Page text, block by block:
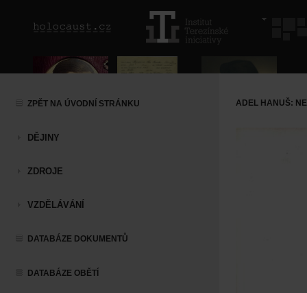
ZPĚT NA ÚVODNÍ STRÁNKU
DĚJINY
ZDROJE
VZDĚLÁVÁNÍ
DATABÁZE DOKUMENTŮ
DATABÁZE OBĚTÍ
ADEL HANUŠ: